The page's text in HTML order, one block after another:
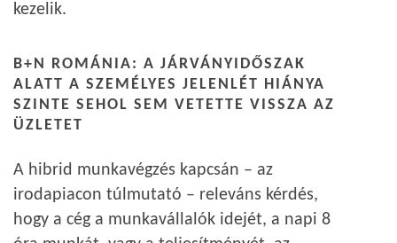
kezelik.
B+N ROMÁNIA: A JÁRVÁNYIDŐSZAK
ALATT A SZEMÉLYES JELENLÉT HIÁNYA
SZINTE SEHOL SEM VETETTE VISSZA AZ
ÜZLETET
A hibrid munkavégzés kapcsán – az
irodapiacon túlmutató – releváns kérdés,
hogy a cég a munkavállalók idejét, a napi 8